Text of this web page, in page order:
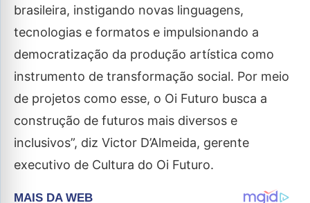
brasileira, instigando novas linguagens,
tecnologias e formatos e impulsionando a
democratização da produção artística como
instrumento de transformação social. Por meio
de projetos como esse, o Oi Futuro busca a
construção de futuros mais diversos e
inclusivos”, diz Victor D’Almeida, gerente
executivo de Cultura do Oi Futuro.